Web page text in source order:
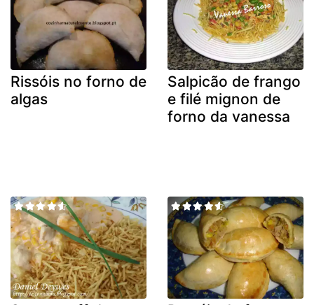
Rissóis no forno de
algas
Salpicão de frango
e filé mignon de
forno da vanessa